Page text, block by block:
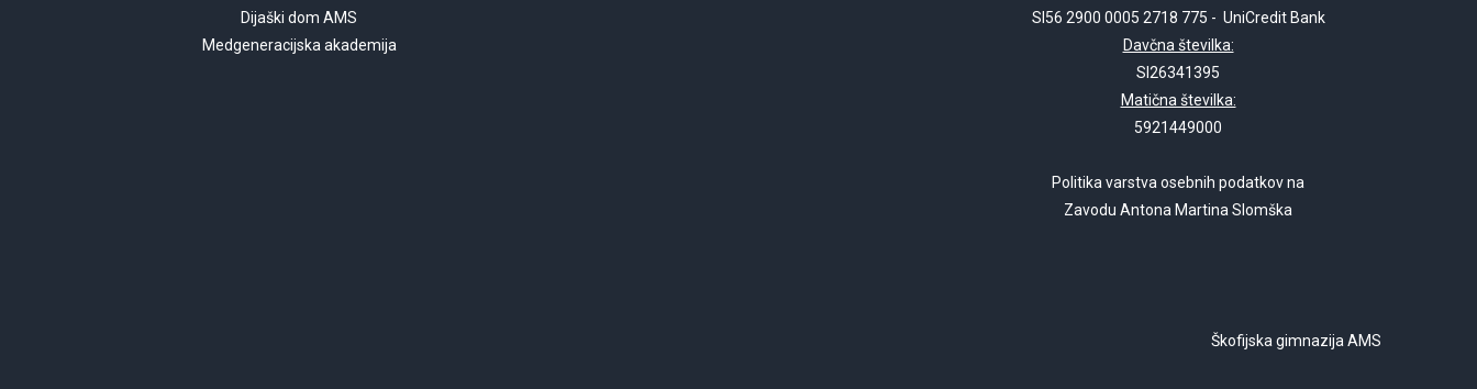
Dijaški dom AMS
Medgeneracijska akademija
SI56 2900 0005 2718 775 - UniCredit Bank
Davčna številka:
SI26341395
Matična številka:
5921449000
Politika varstva osebnih podatkov na
Zavodu Antona Martina Slomška
Škofijska gimnazija AMS